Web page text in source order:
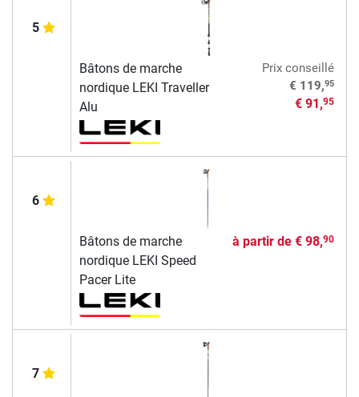
5
Bâtons de marche
nordique LEKI Traveller
Alu
Prix conseillé
€ 119,95
€ 91,95
6
Bâtons de marche
nordique LEKI Speed
Pacer Lite
à partir de € 98,90
7